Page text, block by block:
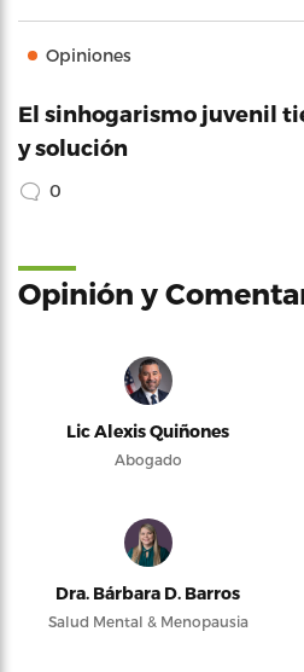
Opiniones
El sinhogarismo juvenil
y solución
0
Opinión y
Lic Alexis Quiñones
Abogado
Dra. Bárbara D. Barros
Salud Mental & Menopausia